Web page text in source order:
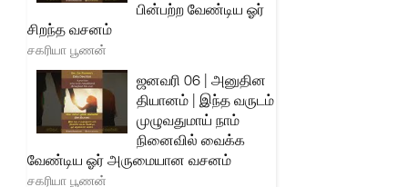
பின்பற்ற வேண்டிய ஓர்
சிறந்த வசனம்
சகரியா பூணன்
ஜனவரி 06 | அனுதின
தியானம் | இந்த வருடம்
முழுவதுமாய் நாம்
நினைவில் வைக்க
வேண்டிய ஓர் அருமையான வசனம்
சகரியா பூணன்